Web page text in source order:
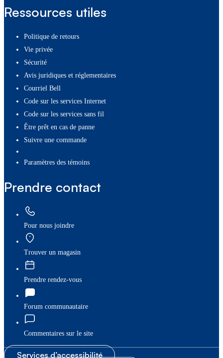
Ressources utiles
Politique de retours
Vie privée
Sécurité
Avis juridiques et réglementaires
Courriel Bell
Code sur les services Internet
Code sur les services sans fil
Être prêt en cas de panne
Suivre une commande
paramètres des témoins
Prendre contact
Pour nous joindre
Trouver un magasin
Prendre rendez-vous
Forum communautaire
Commentaires sur le site
Services d’accessibilité